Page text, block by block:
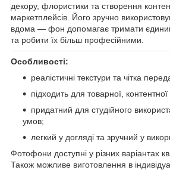
декору, флористики та створення
маркетплейсів. Його зручно
вдома — фон допомагає тримати
та робити їх більш професійними.
Особливості:
реалістичні текстури та чітка
підходить для товарної,
придатний для студійного
умов;
легкий у догляді та зручний у
Фотофони доступні у різних варіантах
Також можливе виготовлення в